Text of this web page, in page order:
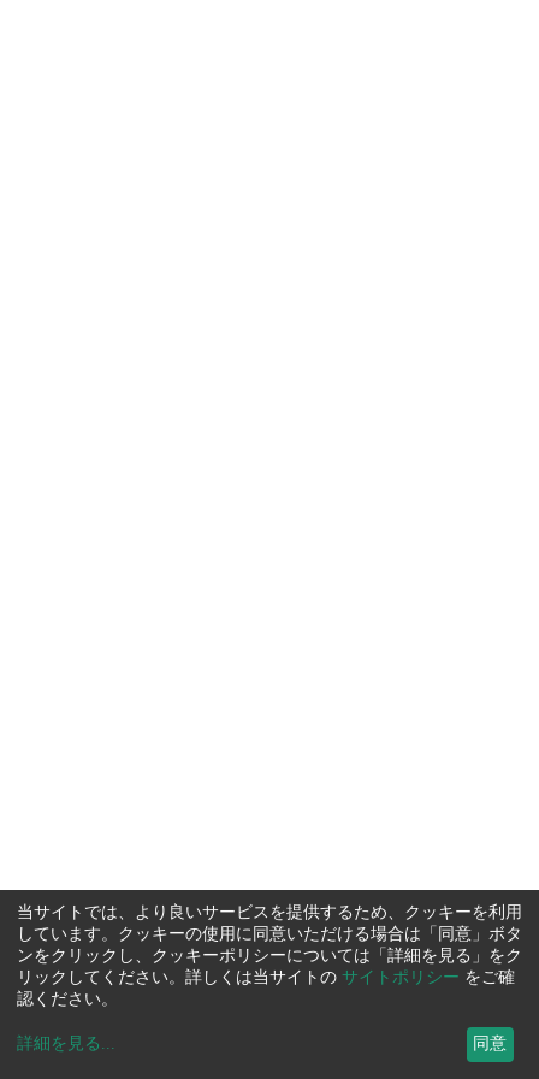
当サイトでは、より良いサービスを提供するため、クッキーを利用
しています。クッキーの使用に同意いただける場合は「同意」ボタ
ンをクリックし、クッキーポリシーについては「詳細を見る」をク
リックしてください。詳しくは当サイトの サイトポリシー をご確
認ください。
詳細を見る ... 同意